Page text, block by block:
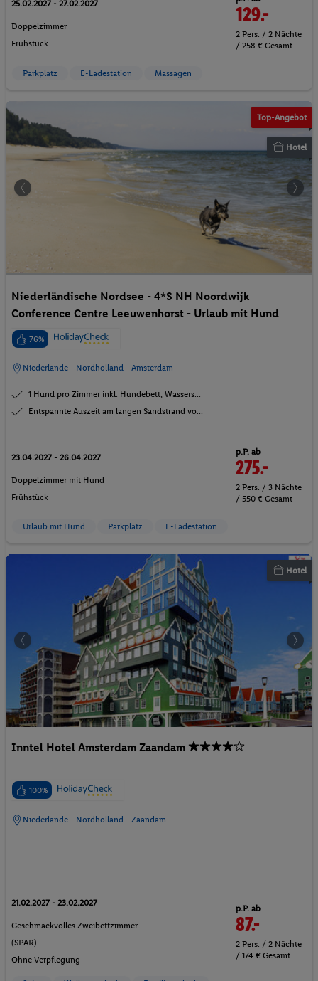
25.02.2027 - 27.02.2027
Doppelzimmer
Frühstück
129.-
2 Pers. / 2 Nächte
/ 258 € Gesamt
Parkplatz E-Ladestation Massagen
Top-Angebot
Hotel
Niederländische Nordsee - 4*S NH Noordwijk
Conference Centre Leeuwenhorst - Urlaub mit Hund
76%
Niederlande - Nordholland - Amsterdam
1 Hund pro Zimmer inkl. Hundebett, Wassers...
Entspannte Auszeit am langen Sandstrand vo...
23.04.2027 - 26.04.2027
Doppelzimmer mit Hund
Frühstück
p.P. ab
275.-
2 Pers. / 3 Nächte
/ 550 € Gesamt
Urlaub mit Hund Parkplatz E-Ladestation
Hotel
Inntel Hotel Amsterdam Zaandam
100%
Niederlande - Nordholland - Zaandam
21.02.2027 - 23.02.2027
Geschmackvolles Zweibettzimmer
(SPAR)
Ohne Verpflegung
p.P. ab
87.-
2 Pers. / 2 Nächte
/ 174 € Gesamt